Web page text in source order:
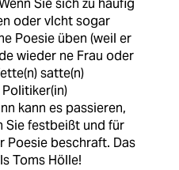
Sie sich zu häufig
oder vlcht sogar
Poesie üben (weil er
wieder ne Frau oder
satte(n)
kann es passieren,
Sie festbeißt und für
Poesie beschraft. Das
Toms Hölle!